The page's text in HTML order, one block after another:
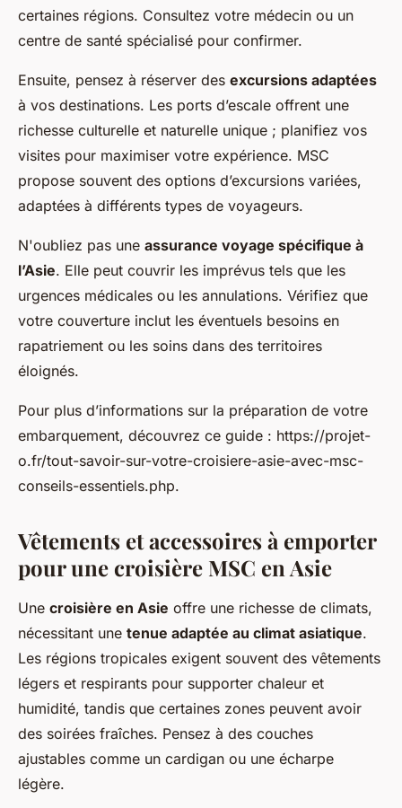
certaines régions. Consultez votre médecin ou un
centre de santé spécialisé pour confirmer.
Ensuite, pensez à réserver des excursions adaptées
à vos destinations. Les ports d’escale offrent une
richesse culturelle et naturelle unique ; planifiez vos
visites pour maximiser votre expérience. MSC
propose souvent des options d’excursions variées,
adaptées à différents types de voyageurs.
N'oubliez pas une assurance voyage spécifique à
l’Asie. Elle peut couvrir les imprévus tels que les
urgences médicales ou les annulations. Vérifiez que
votre couverture inclut les éventuels besoins en
rapatriement ou les soins dans des territoires
éloignés.
Pour plus d’informations sur la préparation de votre
embarquement, découvrez ce guide : https://projet-
o.fr/tout-savoir-sur-votre-croisiere-asie-avec-msc-
conseils-essentiels.php.
Vêtements et accessoires à emporter
pour une croisière MSC en Asie
Une croisière en Asie offre une richesse de climats,
nécessitant une tenue adaptée au climat asiatique.
Les régions tropicales exigent souvent des vêtements
légers et respirants pour supporter chaleur et
humidité, tandis que certaines zones peuvent avoir
des soirées fraîches. Pensez à des couches
ajustables comme un cardigan ou une écharpe
légère.